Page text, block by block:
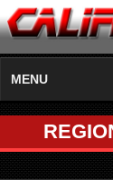
MENU